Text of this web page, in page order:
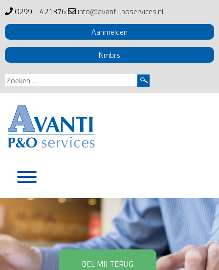
0299 - 421376
info@avanti-poservices.nl
Aanmelden
Nmbrs
Zoeken
naar:
BEL MIJ TERUG